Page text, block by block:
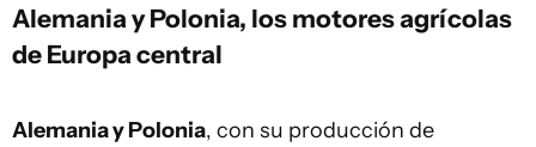
Alemania y Polonia, los motores agrícolas
de Europa central
Alemania y Polonia, con su producción de